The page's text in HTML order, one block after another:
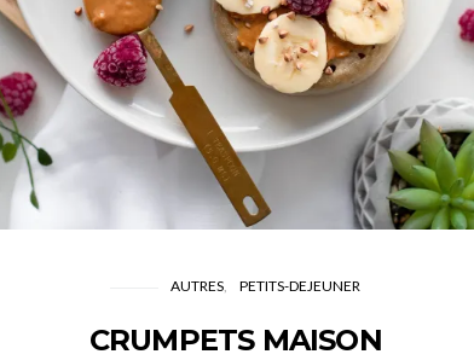
AUTRES PETITS-DEJEUNER
CRUMPETS MAISON